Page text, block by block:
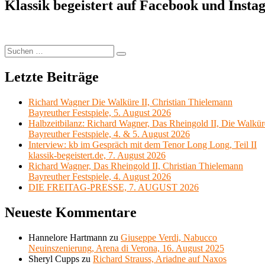
Klassik begeistert auf Facebook und
Suchen
nach:
Suchen
Letzte Beiträge
Richard Wagner Die Walküre II, Christian Thielemann
Bayreuther Festspiele, 5. August 2026
Halbzeitbilanz: Richard Wagner, Das Rheingold II, Die
Bayreuther Festspiele, 4. & 5. August 2026
Interview: kb im Gespräch mit dem Tenor Long Long, Teil II
klassik-begeistert.de, 7. August 2026
Richard Wagner, Das Rheingold II, Christian Thielemann
Bayreuther Festspiele, 4. August 2026
DIE FREITAG-PRESSE, 7. AUGUST 2026
Neueste Kommentare
Hannelore Hartmann zu Giuseppe Verdi, Nabucco
Neuinszenierung, Arena di Verona, 16. August 2025
Sheryl Cupps zu Richard Strauss, Ariadne auf Naxos